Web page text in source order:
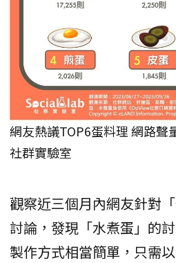
網友熱議TOP6蛋料理 網路聲
社群實驗室
觀察近三個月內網友針對
討論，發現「水煮蛋」的
製作方式相當簡單，只需